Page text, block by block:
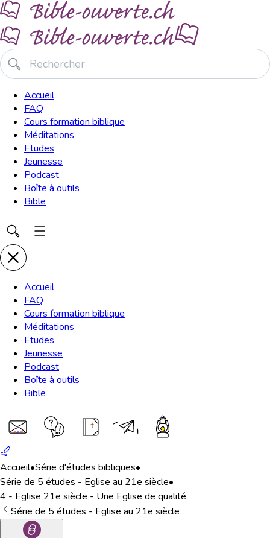
Accueil
FAQ
Cours formation biblique
Méditations
Etudes
Jeunesse
Podcast
Boîte à outils
Bible
Accueil
FAQ
Cours formation biblique
Méditations
Etudes
Jeunesse
Podcast
Boîte à outils
Bible
Accueil•Série d'études bibliques•
Série de 5 études - Eglise au 21e siècle•
4 - Eglise 21e siècle - Une Eglise de qualité
Série de 5 études - Eglise au 21e siècle